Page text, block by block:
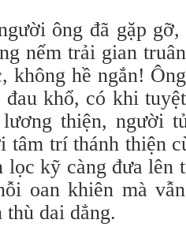
ông đã gặp
nếm trải gian
không hề ngắn!
khổ, có khi
thiện, người
trí thánh thiện
kỹ càng đưa lên
oan khiên mà
thù dai dẳng.